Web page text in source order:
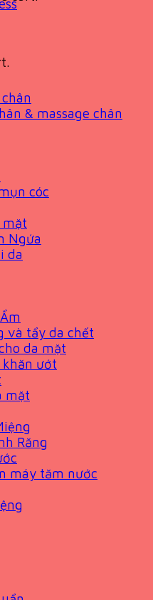
& massage chân
cóc
mặt
Ngứa
da
và tẩy da chết
da mặt
khăn ướt
mặt
Răng
máy tăm nước